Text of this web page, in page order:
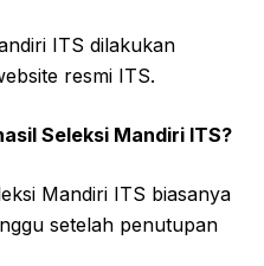
ITS dilakukan
resmi ITS.
Seleksi Mandiri ITS?
Mandiri ITS biasanya
setelah penutupan